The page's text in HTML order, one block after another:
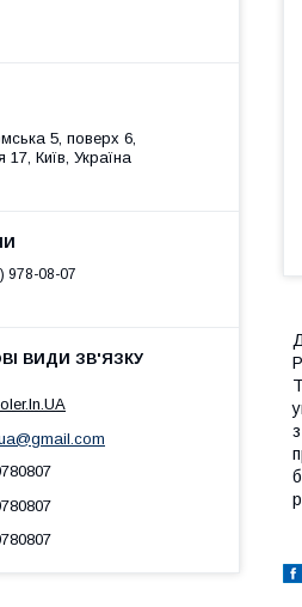
5, поверх 6,
17, Київ, Україна
978-08-07